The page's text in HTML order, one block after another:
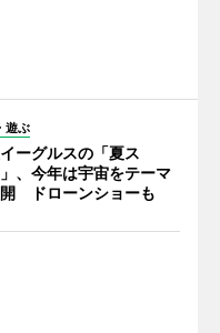
遊ぶ
ーグルスの「夏ス
、今年は宇宙をテーマ
ドローンショーも